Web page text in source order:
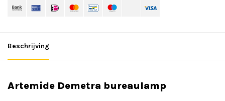
Beschrijving
Artemide Demetra bureaulamp